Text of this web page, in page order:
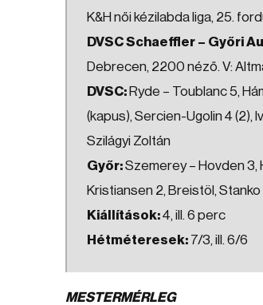
K&H női kézilabda liga, 25.
DVSC Schaeffler – Győri
Debrecen, 2200 néző. V:
DVSC: Ryde – Toublanc 5,
(kapus), Sercien-Ugolin 4 (2),
Szilágyi Zoltán
Győr:Szemerey – Hovden 3,
Kristiansen 2, Breistöl,
Kiállítások:4, ill. 6 perc
Hétméteresek: 7/3, ill. 6/6
MESTERMÉRLEG